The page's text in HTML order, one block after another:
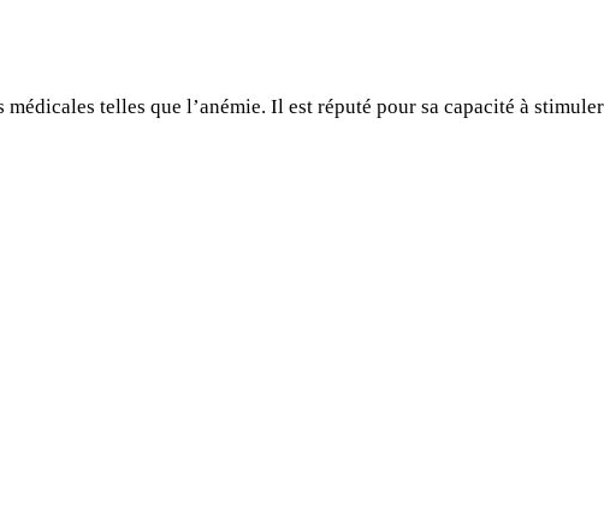
telles que l’anémie. Il est réputé pour sa capacité à stimuler